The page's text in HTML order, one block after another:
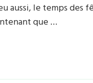
aussi, le temps des
que …